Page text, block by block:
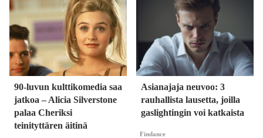
90-luvun kulttikomedia saa
jatkoa – Alicia Silverstone
palaa Cheriksi
teinityttären äitinä
Asianajaja neuvoo: 3
rauhallista lausetta, joilla
gaslightingin voi katkaista
Findance